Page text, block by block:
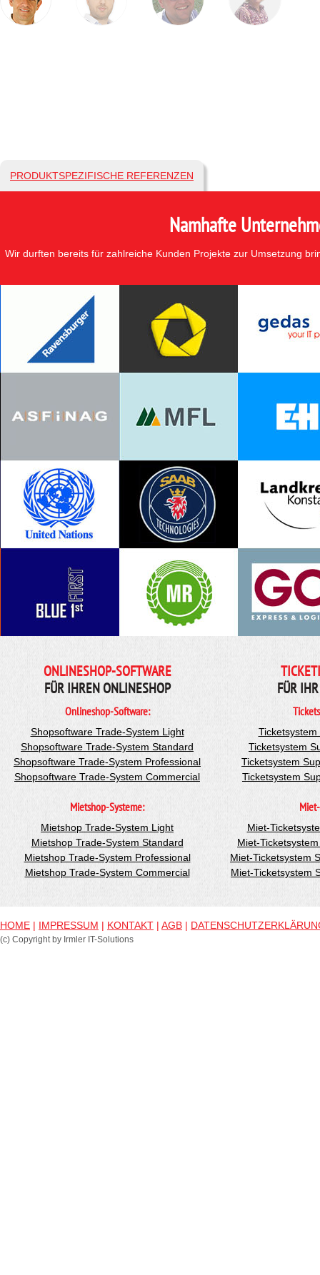
PRODUKTSPEZIFISCHE REFERENZEN
Namhafte
Wir durften bereits für zahlreiche Kunden Projekte zur Umsetzung
ONLINESHOP-SOFTWARE
FÜR IHREN ONLINESHOP
Onlineshop-Software:
Shopsoftware Trade-System Light
Shopsoftware Trade-System Standard
Shopsoftware Trade-System Professional
Shopsoftware Trade-System Commercial
Mietshop-Systeme:
Mietshop Trade-System Light
Mietshop Trade-System Standard
Mietshop Trade-System Professional
Mietshop Trade-System Commercial
FÜR
Ticketsystem
Ticketsystem
Ticketsystem
Miet-
Miet-
Miet-Ticketsystem
Miet-Ticketsystem
HOME | IMPRESSUM | KONTAKT | AGB |
(c) Copyright by Irmler IT-Solutions